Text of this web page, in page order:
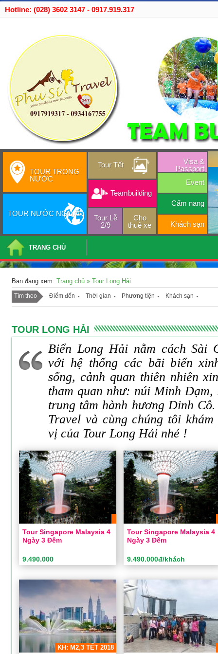
Hotline: (028) 3602 3147 - 0917.919.317
TOUR TRONG
NƯỚC
TOUR NƯỚC NGOÀI
Tour Tết
Teambuilding
Tour Lễ
2/9
Cho
thuê xe
Visa &
Passport
Event
Cẩm nang
Khách sạn
TRANG CHỦ
Bạn đang xem: Trang chủ » Tour Long Hải
Tìm theo Điểm đến Thời gian Phương tiện Khách sạn
TOUR LONG HẢI
Biển Long Hải nằm cách Sài
với hệ thống các bãi biển
sống, cảnh quan thiên nhiên
tham quan như: núi Minh Đạm,
trung tâm hành hương Dinh
Travel và cùng chúng tôi
vị của Tour Long Hải nhé !
Tour Singapore Malaysia 4
Ngày 3 Đêm
9.490.000
Ngày 3 Đêm
4 Ngày 3 Đêm
Phương tiện: Máy bay
Khách sạn: 3 sao
Khởi hành: Sài Gòn
Tour Singapore Malaysia 4
Ngày 3 Đêm
9.490.000đ/khách
Ngày 3 Đêm
Thời gian:
Phương tiện: Máy bay
Khách sạn: 3 sao
Khởi hành: Sài Gòn
KH: M2,3 TẾT 2018